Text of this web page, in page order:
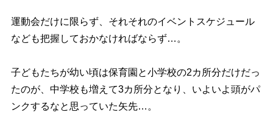
運動会だけに限らず、それそれのイベントスケジュール
なども把握しておかなければならず…。
子どもたちが幼い頃は保育園と小学校の2カ所分だけだっ
たのが、中学校も増えて3カ所分となり、いよいよ頭がパ
ンクするなと思っていた矢先…。